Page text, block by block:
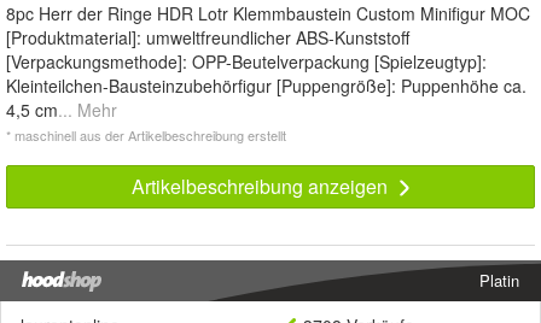
8pc Herr der Ringe HDR Lotr Klemmbaustein Custom Minifigur MOC
[Produktmaterial]: umweltfreundlicher ABS-Kunststoff
[Verpackungsmethode]: OPP-Beutelverpackung [Spielzeugtyp]:
Kleinteilchen-Bausteinzubehörfigur [Puppengröße]: Puppenhöhe ca.
4,5 cm... Mehr
* maschinell aus der Artikelbeschreibung erstellt
Artikelbeschreibung anzeigen
Platin